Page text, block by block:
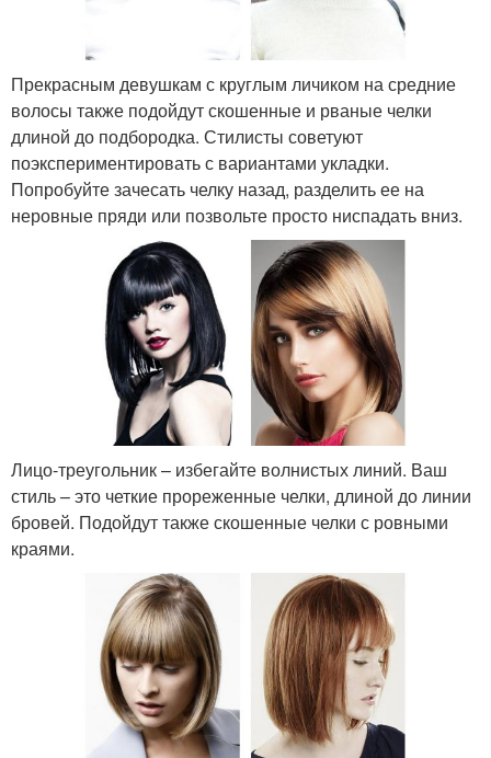
Прекрасным девушкам с круглым личиком на средние
волосы также подойдут скошенные и рваные челки
длиной до подбородка. Стилисты советуют
поэкспериментировать с вариантами укладки.
Попробуйте зачесать челку назад, разделить ее на
неровные пряди или позвольте просто ниспадать вниз.
Лицо-треугольник – избегайте волнистых линий. Ваш
стиль – это четкие прореженные челки, длиной до линии
бровей. Подойдут также скошенные челки с ровными
краями.